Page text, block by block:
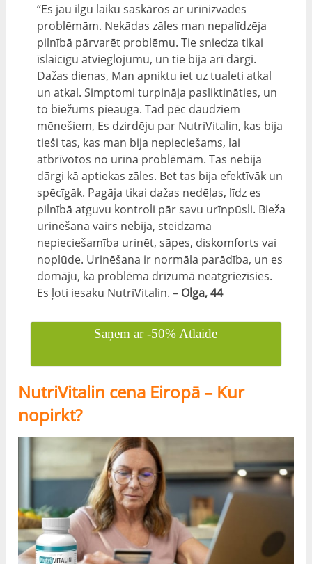
“Es jau ilgu laiku saskāros ar urīnizvades
problēmām. Nekādas zāles man nepalīdzēja
pilnībā pārvarēt problēmu. Tie sniedza tikai
īslaicīgu atvieglojumu, un tie bija arī dārgi.
Dažas dienas, Man apniktu iet uz tualeti atkal
un atkal. Simptomi turpināja pasliktināties, un
to biežums pieauga. Tad pēc daudziem
mēnešiem, Es dzirdēju par NutriVitalin, kas bija
tieši tas, kas man bija nepieciešams, lai
atbrīvotos no urīna problēmām. Tas nebija
dārgi kā aptiekas zāles. Bet tas bija efektīvāk un
spēcīgāk. Pagāja tikai dažas nedēļas, līdz es
pilnībā atguvu kontroli pār savu urīnpūsli. Bieža
urinēšana vairs nebija, steidzama
nepieciešamība urinēt, sāpes, diskomforts vai
noplūde. Urinēšana ir normāla parādība, un es
domāju, ka problēma drīzumā neatgriezīsies.
Es ļoti iesaku NutriVitalin. – Olga, 44
Saņem ar -50% Atlaide
NutriVitalin cena Eiropā – Kur
nopirkt?